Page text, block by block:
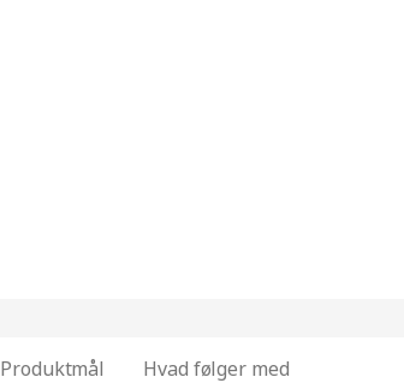
Produktmål Hvad følger med